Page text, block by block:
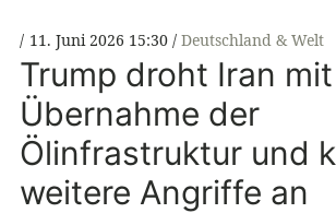
11. Juni 2026 15:30 Deutschland & Welt
Trump droht Iran mit
Übernahme der
Ölinfrastruktur und
weitere Angriffe an